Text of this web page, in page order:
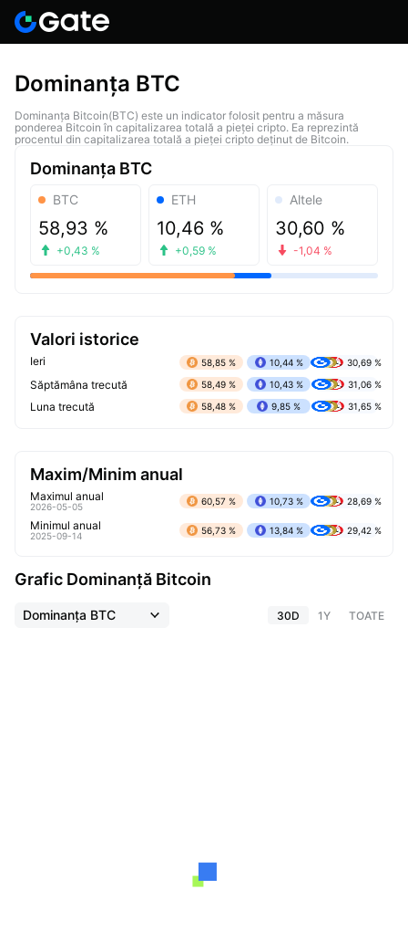
Dominanța BTC
Dominanța Bitcoin(BTC) este un indicator folosit pentru a măsura
ponderea Bitcoin în capitalizarea totală a pieței cripto. Ea reprezintă
procentul din capitalizarea totală a pieței cripto deținut de Bitcoin.
Dominanța BTC
BTC
58,93 %
+0,43 %
ETH
10,46 %
+0,59 %
Altele
30,60 %
-1,04 %
Valori istorice
Ieri 58,85 % 10,44 % 30,69 %
Săptămâna trecută 58,49 % 10,43 % 31,06 %
Luna trecută 58,48 % 9,85 % 31,65 %
Maxim/Minim anual
Maximul anual
2026-05-05
60,57 % 10,73 % 28,69 %
Minimul anual
2025-09-14
56,73 % 13,84 % 29,42 %
Grafic Dominanță Bitcoin
Dominanța BTC 30D 1Y TOATE